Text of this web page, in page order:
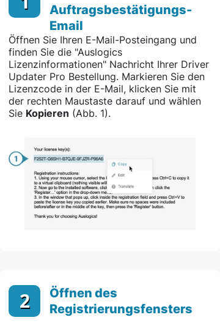
Auftragsbestätigungs-
Email
Öffnen Sie Ihren E-Mail-Posteingang und
finden Sie die "Auslogics
Lizenzinformationen" Nachricht Ihrer Driver
Updater Pro Bestellung. Markieren Sie den
Lizenzcode in der E-Mail, klicken Sie mit
der rechten Maustaste darauf und wählen
Sie Kopieren (Abb. 1).
2
Öffnen des
Registrierungsfensters